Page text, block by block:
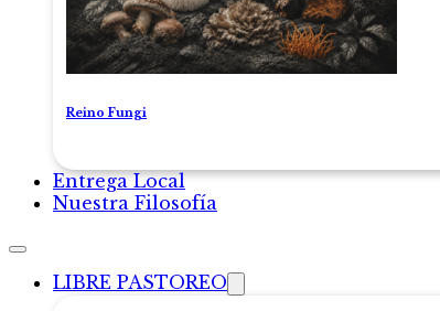
Reino Fungi
Entrega Local
Nuestra Filosofía
LIBRE PASTOREO